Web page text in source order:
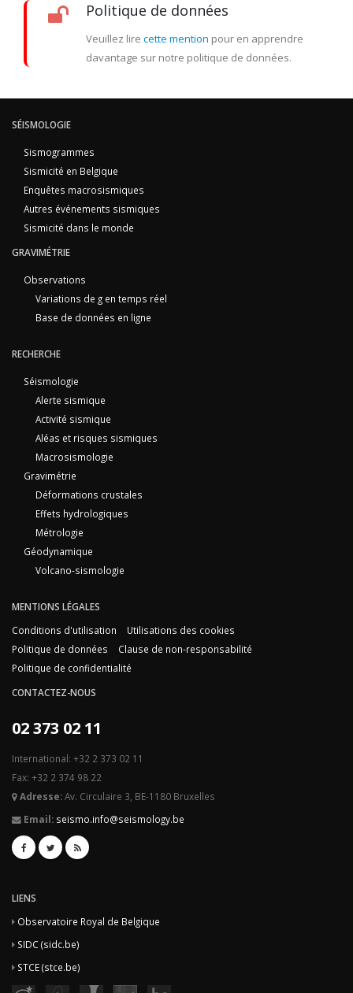
Politique de données
Veuillez lire cette mention pour en apprendre
davantage sur notre politique de données.
SÉISMOLOGIE
Sismogrammes
Sismicité en Belgique
Enquêtes macrosismiques
Autres événements sismiques
Sismicité dans le monde
GRAVIMÉTRIE
Observations
Variations de g en temps réel
Base de données en ligne
RECHERCHE
Séismologie
Alerte sismique
Activité sismique
Aléas et risques sismiques
Macrosismologie
Gravimétrie
Déformations crustales
Effets hydrologiques
Métrologie
Géodynamique
Volcano-sismologie
MENTIONS LÉGALES
Conditions d'utilisation
Utilisations des cookies
Politique de données
Clause de non-responsabilité
Politique de confidentialité
CONTACTEZ-NOUS
02 373 02 11
International: +32 2 373 02 11
Fax: +32 2 374 98 22
Adresse:Av. Circulaire 3, BE-1180 Bruxelles
Email: seismo.info@seismology.be
LIENS
Observatoire Royal de Belgique
SIDC (sidc.be)
STCE (stce.be)